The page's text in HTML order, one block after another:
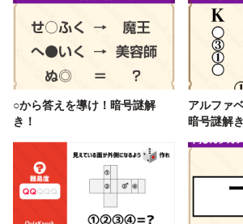
○から答えを導け！暗号謎解
き！
アルファ
暗号謎解